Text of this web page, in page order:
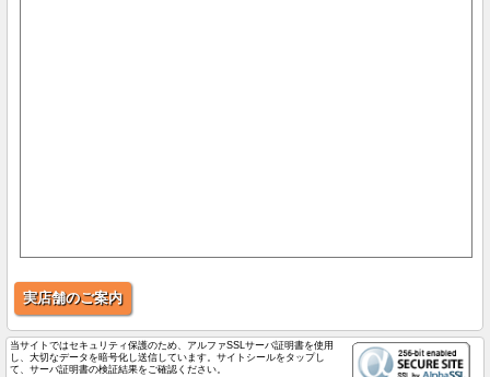
実店舗のご案内
当サイトではセキュリティ保護のため、アルファSSLサーバ証明書を使用
し、大切なデータを暗号化し送信しています。サイトシールをタップし
て、サーバ証明書の検証結果をご確認ください。